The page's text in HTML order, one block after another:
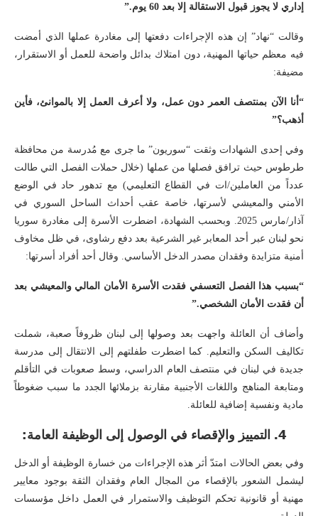
إداري لا يجوز قبول الاستقالة إلا بعد 60 يوم.”
وقالت “نهاد” إن هذه الإجراءات دفعتها إلى مغادرة عملها الذي أمضت
فيه معظم حياتها المهنية، دون امتلاك بدائل واضحة للعمل أو الاستقرار،
مضيفة:
“أنا الآن بمنتصف العمر دون عمل، ولا أعرف العمل إلا بالموانئ، فأين
أذهب؟”
وفي إحدى الشهادات وثقت “سوريون” ما جرى مع مُدرسة من محافظة
طرطوس حيث ترافق فصلها من عملها (خلال حملات الفصل التي طالت
عدداً من العاملين/ات في القطاع التعليمي) مع تدهور حاد في الوضع
الأمني والمعيشي لأسرتها، خاصة عقب أحداث الساحل السوري في
آذار/مارس 2025. وبحسب الشهادة، اضطرت الأسرة إلى مغادرة سوريا
نحو لبنان عبر أحد المعابر غير الشرعية بعد دفع رشاوى، في ظل مخاوف
أمنية متزايدة وفقدان مصدر الدخل الأساسي. وقال أحد أفراد أسرتها:
“بسبب هذا الفصل التعسفي فقدت الأسرة الأمان المالي والمعيشي بعد
أن فقدت الأمان الشخصي.”
وأضاف أن العائلة واجهت بعد وصولها إلى لبنان ظروفاً صعبة، شملت
تكاليف السكن والتعليم. كما اضطرت طفلتهم إلى الانتقال إلى مدرسة
جديدة في لبنان في منتصف العام الدراسي، وسط صعوبات في التأقلم
ومتابعة المناهج واللغات الأجنبية مقارنة بزملائها الجدد ما سبب ضغوطاً
مادية ونفسية إضافية للعائلة.
وفي بعض الحالات امتدّ أثر هذه الإجراءات من خسارة الوظيفة أو الدخل
ليشمل الشعور بالإقصاء من المجال العام وفقدان الثقة بوجود معايير
مهنية أو قانونية تحكم التوظيف والاستمرار في العمل داخل مؤسسات